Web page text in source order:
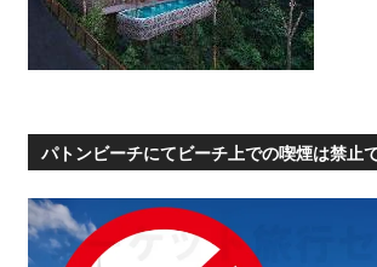
パトンビーチにてビーチ上での喫煙は禁止